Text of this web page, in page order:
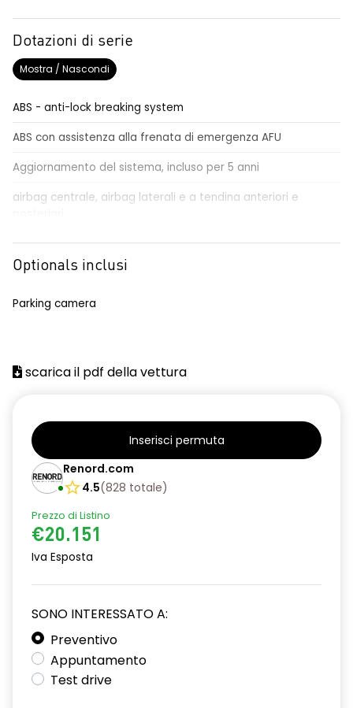
Dotazioni di serie
Mostra / Nascondi
ABS - anti-lock breaking system
ABS con assistenza alla frenata di emergenza AFU
Aggiornamento del sistema, incluso per 5 anni
airbag centrale, airbag laterali e a tendina anteriori e
airbag frontale conducente e passeggero
alzacristalli anteriori elettrici impulsionali
alzacristalli posteriori elettrici impulsionali
climatizzatore manuale
eCall funzionalità soggetta a copertura di rete;
compatibilità 2G/3G o 4G/5G a seconda del veicolo
emergency lane keep assist assistenza d'emergenza al
mantenimento della corsia
freno di stazionamento elettrico con funzione Auto-Hold
HAR00
lunotto posteriore con funzione sbrinamento
Manutenzione Connessa, incluso per 8 anni
Pack standard connectivity, tramite app my rnlt
Optionals inclusi
Parking camera
scarica il pdf della vettura
Inserisci permuta
Renord.com
4.5(828 totale)
Prezzo di Listino
€20.151
Iva Esposta
SONO INTERESSATO A:
Preventivo
Appuntamento
Test drive